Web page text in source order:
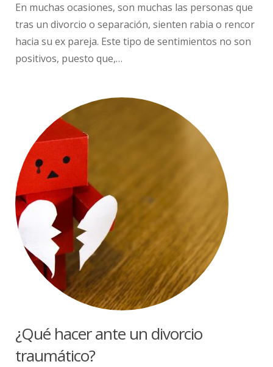
En muchas ocasiones, son muchas las personas que
tras un divorcio o separación, sienten rabia o rencor
hacia su ex pareja. Este tipo de sentimientos no son
positivos, puesto que,…
¿Qué hacer ante un divorcio
traumático?